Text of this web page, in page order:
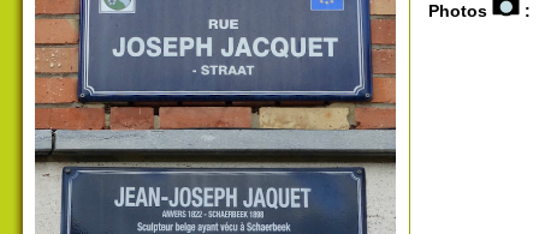
Photos :